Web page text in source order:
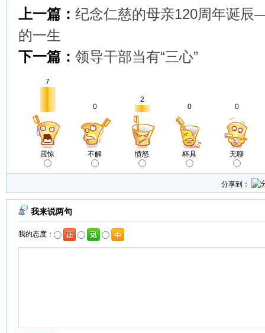
上一篇： 纪念仁慈的母亲120周年诞辰
的一生
下一篇： 领导干部当有“三心”
7
震惊
0
不解
2
愤怒
0
杯具
0
无聊
分享到：